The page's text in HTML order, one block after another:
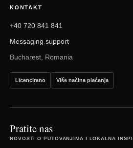
KONTAKT
+40 720 841 841
Messaging support
Bucharest, Romania
Licencirano Više načina plaćanja
Pratite nas
NOVOSTI O PUTOVANJIMA I LOKALNA